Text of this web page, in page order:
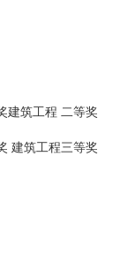
建筑工程 二等奖
建筑工程三等奖